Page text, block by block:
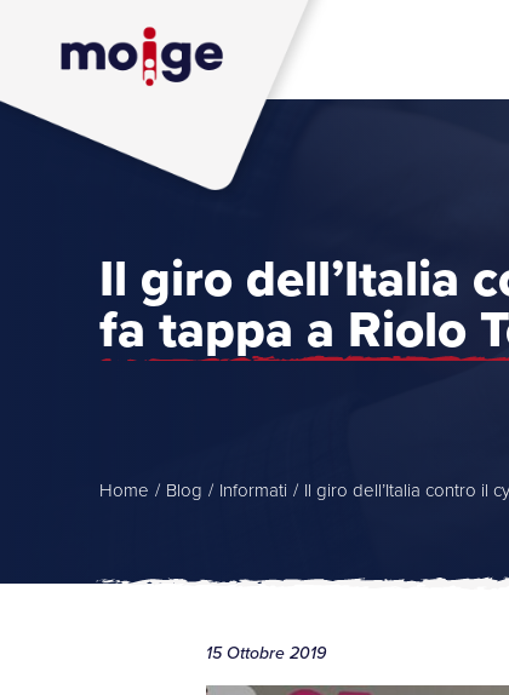
Il giro dell’Italia
fa tappa a Riolo
Home / Blog / Informati / Il giro dell’Italia contro il
15 Ottobre 2019